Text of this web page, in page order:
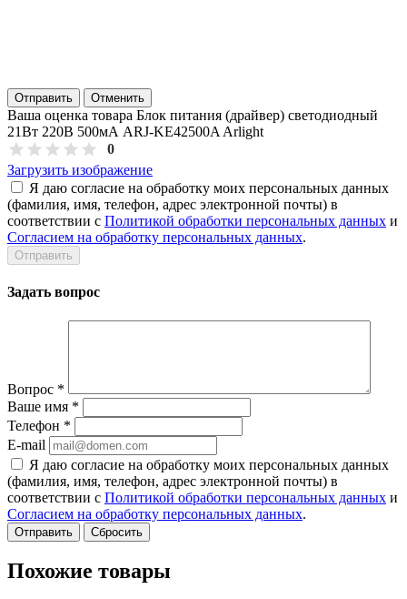
Отправить Отменить
Ваша оценка товара Блок питания (драйвер) светодиодный
21Вт 220В 500мА ARJ-KE42500A Arlight
0
Загрузить изображение
Я даю согласие на обработку моих персональных данных
(фамилия, имя, телефон, адрес электронной почты) в
соответствии с Политикой обработки персональных данных и
Согласием на обработку персональных данных.
Задать вопрос
Вопрос *
Ваше имя *
Телефон *
E-mail
Я даю согласие на обработку моих персональных данных
(фамилия, имя, телефон, адрес электронной почты) в
соответствии с Политикой обработки персональных данных и
Согласием на обработку персональных данных.
Сбросить
Похожие товары